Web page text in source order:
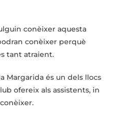
conèixer aquesta
conèixer perquè
tant atraient.
Margarida és un dels llocs
ofereix als assistents, in